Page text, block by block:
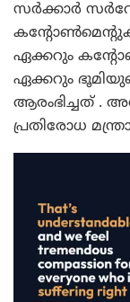
സർക്കാർ
ഏക്കറും
ഏക്കറും
ആരംഭിച്ചത് .
പ്രതിരോധ